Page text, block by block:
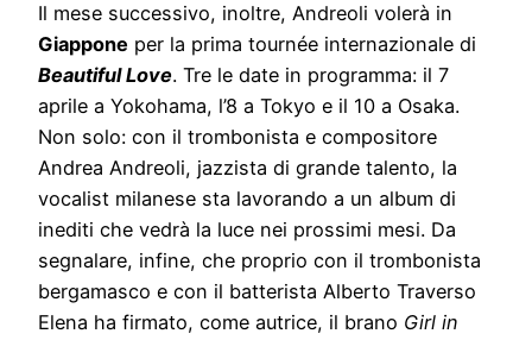
Il mese successivo, inoltre, Andreoli volerà in
Giappone per la prima tournée internazionale di
Beautiful Love. Tre le date in programma: il 7
aprile a Yokohama, l’8 a Tokyo e il 10 a Osaka.
Non solo: con il trombonista e compositore
Andrea Andreoli, jazzista di grande talento, la
vocalist milanese sta lavorando a un album di
inediti che vedrà la luce nei prossimi mesi. Da
segnalare, infine, che proprio con il trombonista
bergamasco e con il batterista Alberto Traverso
Elena ha firmato, come autrice, il brano Girl in